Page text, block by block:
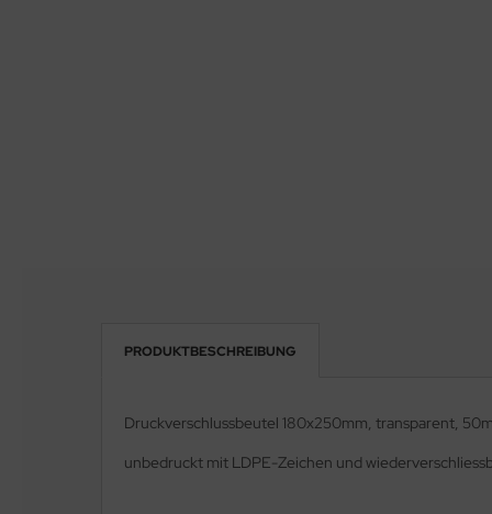
PRODUKTBESCHREIBUNG
Druckverschlussbeutel 180x250mm, transparent,
unbedruckt mit LDPE-Zeichen und